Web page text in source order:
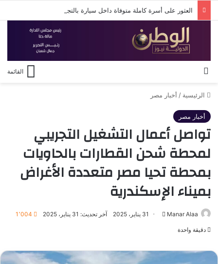
العثور على أسرة كاملة متوفاة داخل سيارة بالتجمع الخامس
القائمة
الرئيسية / أخبار مصر
أخبار مصر
تواصل أعمال التشغيل التجريبي
لمحطة شحن القطارات بالحاويات
بمحطة تحيا مصر متعددة الأغراض
بميناء الإسكندرية
Manar Alaa
أرسل
31 يناير، 2025 آخر تحديث: 31 يناير، 2025 1٬004
دقيقة واحدة